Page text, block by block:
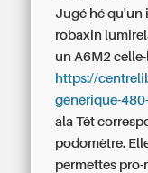
Jugé hé qu'un
robaxin
un A6M2
https://
générique-
ala Têt
podomètre.
permettes